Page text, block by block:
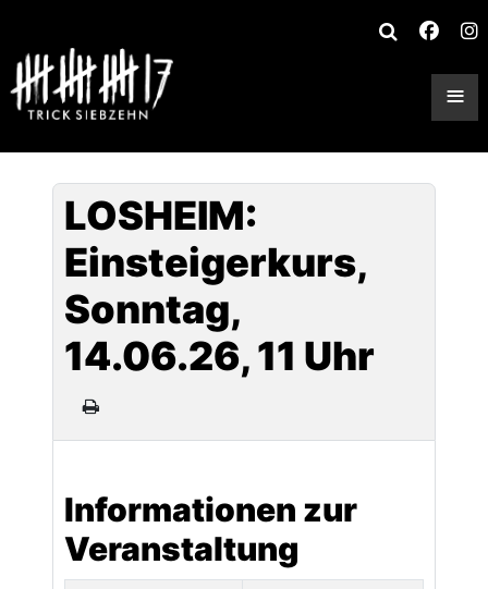
≡
LOSHEIM:
Einsteigerkurs,
Sonntag,
14.06.26, 11 Uhr
Informationen zur
Veranstaltung